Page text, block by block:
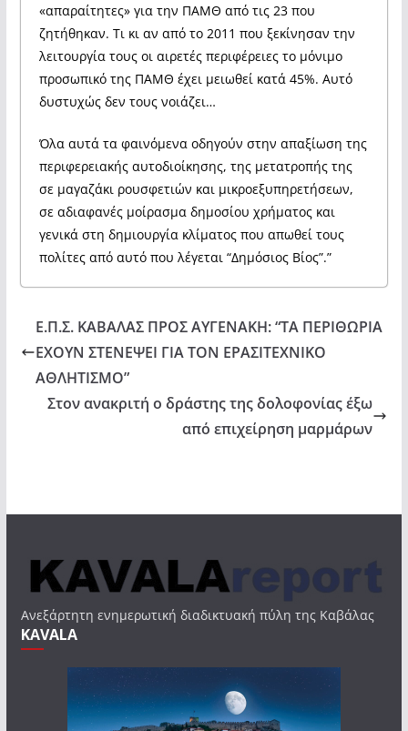
«απαραίτητες» για την ΠΑΜΘ από τις 23 που
ζητήθηκαν. Τι κι αν από το 2011 που ξεκίνησαν την
λειτουργία τους οι αιρετές περιφέρειες το μόνιμο
προσωπικό της ΠΑΜΘ έχει μειωθεί κατά 45%. Αυτό
δυστυχώς δεν τους νοιάζει…
Όλα αυτά τα φαινόμενα οδηγούν στην απαξίωση της
περιφερειακής αυτοδιοίκησης, της μετατροπής της
σε μαγαζάκι ρουσφετιών και μικροεξυπηρετήσεων,
σε αδιαφανές μοίρασμα δημοσίου χρήματος και
γενικά στη δημιουργία κλίματος που απωθεί τους
πολίτες από αυτό που λέγεται “Δημόσιος Βίος”.”
Ε.Π.Σ. ΚΑΒΑΛΑΣ ΠΡΟΣ ΑΥΓΕΝΑΚΗ: “ΤΑ ΠΕΡΙΘΩΡΙΑ
ΕΧΟΥΝ ΣΤΕΝΕΨΕΙ ΓΙΑ ΤΟΝ ΕΡΑΣΙΤΕΧΝΙΚΟ
ΑΘΛΗΤΙΣΜΟ”
Στον ανακριτή ο δράστης της δολοφονίας έξω
από επιχείρηση μαρμάρων
Ανεξάρτητη ενημερωτική διαδικτυακή πύλη της Καβάλας
KAVALA